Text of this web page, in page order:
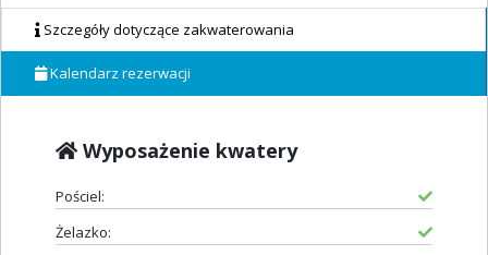
Szczegóły dotyczące zakwaterowania
Kalendarz rezerwacji
Wyposażenie kwatery
Pościel:
Żelazko: